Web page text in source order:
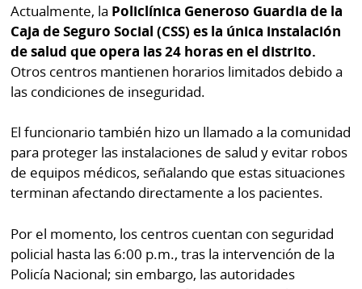
Actualmente, la Policlínica Generoso Guardia de la
Caja de Seguro Social (CSS) es la única instalación
de salud que opera las 24 horas en el distrito.
Otros centros mantienen horarios limitados debido a
las condiciones de inseguridad.
El funcionario también hizo un llamado a la comunidad
para proteger las instalaciones de salud y evitar robos
de equipos médicos, señalando que estas situaciones
terminan afectando directamente a los pacientes.
Por el momento, los centros cuentan con seguridad
policial hasta las 6:00 p.m., tras la intervención de la
Policía Nacional; sin embargo, las autoridades